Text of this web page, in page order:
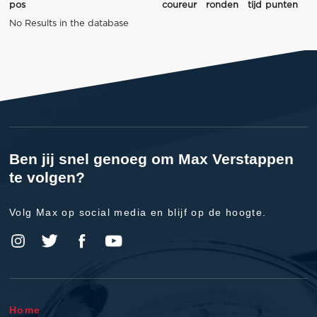
pos coureur ronden tijd
punten
No Results in the database
Ben jij snel genoeg om Max Verstappen
te volgen?
Volg Max op social media en blijf op de hoogte.
Home